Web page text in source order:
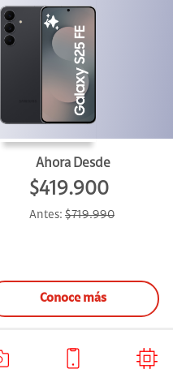
Ahora Desde
$419.900
Antes: $719.990
Conoce más